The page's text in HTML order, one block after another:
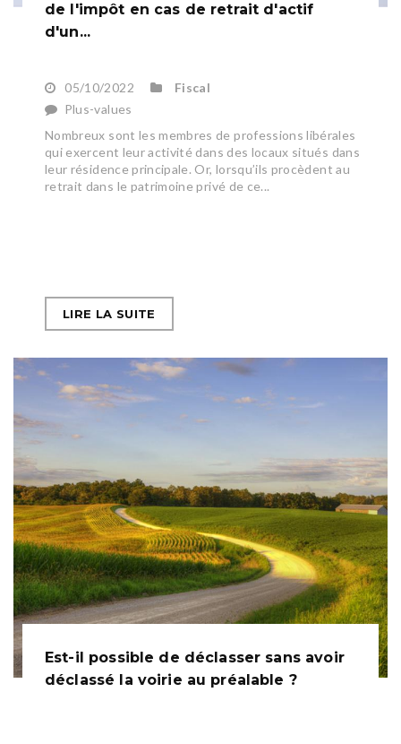
de l'impôt en cas de retrait d'actif
d'un...
05/10/2022
Fiscal
Plus-values
Nombreux sont les membres de professions libérales
qui exercent leur activité dans des locaux situés dans
leur résidence principale. Or, lorsqu’ils procèdent au
retrait dans le patrimoine privé de ce...
LIRE LA SUITE
Est-il possible de déclasser sans avoir
déclassé la voirie au préalable ?